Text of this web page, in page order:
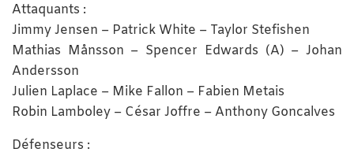
Attaquants :
Jimmy Jensen – Patrick White – Taylor Stefishen
Mathias Månsson – Spencer Edwards (A) – Johan
Andersson
Julien Laplace – Mike Fallon – Fabien Metais
Robin Lamboley – César Joffre – Anthony Goncalves
Défenseurs :